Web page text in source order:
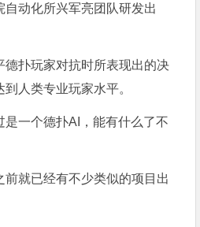
自动化所兴军亮团队研发出
德扑玩家对抗时所表现出的决
人类专业玩家水平。
是一个德扑AI，能有什么了不
前就已经有不少类似的项目出